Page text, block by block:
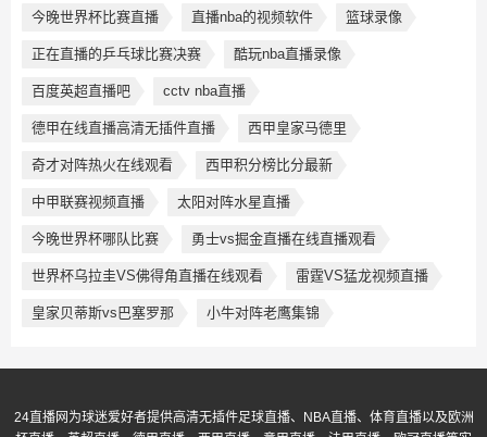
今晚世界杯比赛直播 直播nba的视频软件 篮球录像
正在直播的乒乓球比赛决赛 酷玩nba直播录像
百度英超直播吧 cctv nba直播
德甲在线直播高清无插件直播 西甲皇家马德里
奇才对阵热火在线观看 西甲积分榜比分最新
中甲联赛视频直播 太阳对阵水星直播
今晚世界杯哪队比赛 勇士vs掘金直播在线直播观看
世界杯乌拉圭VS佛得角直播在线观看 雷霆VS猛龙视频直播
皇家贝蒂斯vs巴塞罗那 小牛对阵老鹰集锦
24直播网为球迷爱好者提供高清无插件足球直播、NBA直播、体育直播以及欧洲